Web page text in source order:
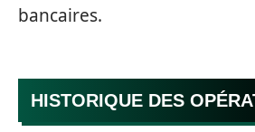
bancaires.
HISTORIQUE DES